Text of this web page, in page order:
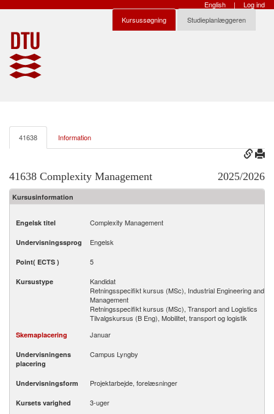
English |
Log ind
Kursussøgning
Studieplanlæggeren
41638 Information
41638 Complexity Management 2025/2026
Kursusinformation
Engelsk titel Complexity Management
Undervisningssprog Engelsk
Point( ECTS ) 5
Kursustype
Kandidat
Retningsspecifikt kursus (MSc), Industrial Engineering and
Management
Retningsspecifikt kursus (MSc), Transport and Logistics
Tilvalgskursus (B Eng), Mobilitet, transport og logistik
Skemaplacering Januar
Undervisningens
placering
Campus Lyngby
Undervisningsform Projektarbejde, forelæsninger
Kursets varighed 3-uger